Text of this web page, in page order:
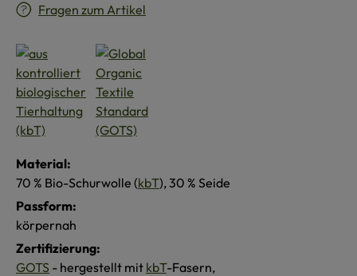
Fragen zum Artikel
Material:
70 % Bio-Schurwolle (kbT), 30 % Seide
Passform:
körpernah
Zertifizierung:
GOTS - hergestellt mit kbT-Fasern,